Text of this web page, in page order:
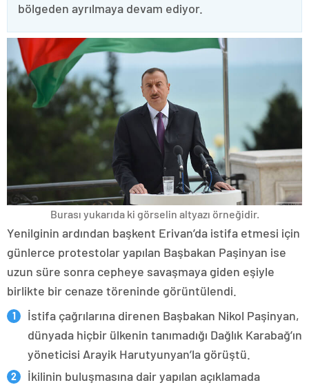
bölgeden ayrılmaya devam ediyor.
Burası yukarıda ki görselin altyazı örneğidir.
Yenilginin ardından başkent Erivan’da istifa etmesi için
günlerce protestolar yapılan Başbakan Paşinyan ise
uzun süre sonra cepheye savaşmaya giden eşiyle
birlikte bir cenaze töreninde görüntülendi.
İstifa çağrılarına direnen Başbakan Nikol Paşinyan,
dünyada hiçbir ülkenin tanımadığı Dağlık Karabağ’ın
yöneticisi Arayik Harutyunyan’la görüştü.
İkilinin buluşmasına dair yapılan açıklamada